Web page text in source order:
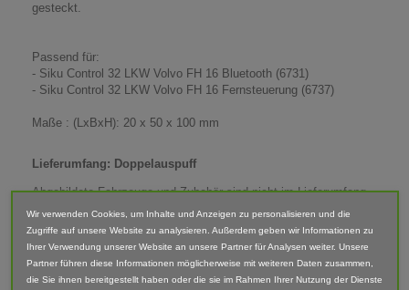
gesteckt.
Passend für:
- Siku Control 32 LKW Volvo FH 16 Bluetooth (6731)
- Siku Control 32 LKW Volvo FH 16 Fernsteuerung (6737)
Maße : (LxBxH): 20 x 50 x 100 mm
Lieferumfang: Doppelauspuff
Abgebildete Fahrzeuge und Zubehör sind nicht im Lieferumfang
enthalten.
Der Artikel ist im 3D-Druck-Verfahren gefertigt und von Hand
nach bearbeitet. Daher können Form, Farbe und Ausführung
abweichen.
Wir verwenden Cookies, um Inhalte und Anzeigen zu personalisieren und die
Zugriffe auf unsere Website zu analysieren. Außerdem geben wir Informationen zu
Ihrer Verwendung unserer Website an unsere Partner für Analysen weiter. Unsere
Partner führen diese Informationen möglicherweise mit weiteren Daten zusammen,
die Sie ihnen bereitgestellt haben oder die sie im Rahmen Ihrer Nutzung der Dienste